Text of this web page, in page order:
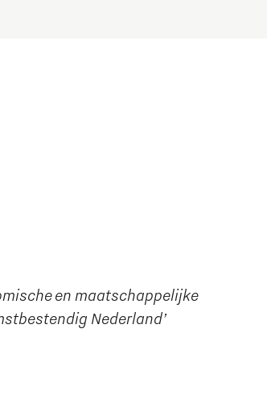
en maatschappelijke
Nederland’